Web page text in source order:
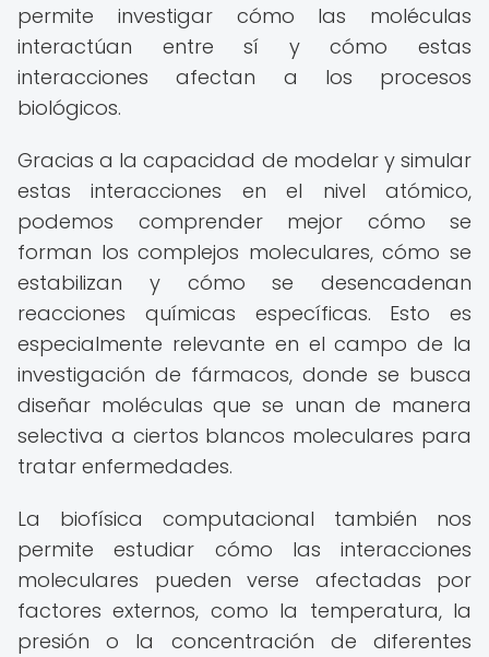
permite investigar cómo las moléculas
interactúan entre sí y cómo estas
interacciones afectan a los procesos
biológicos.
Gracias a la capacidad de modelar y simular
estas interacciones en el nivel atómico,
podemos comprender mejor cómo se
forman los complejos moleculares, cómo se
estabilizan y cómo se desencadenan
reacciones químicas específicas. Esto es
especialmente relevante en el campo de la
investigación de fármacos, donde se busca
diseñar moléculas que se unan de manera
selectiva a ciertos blancos moleculares para
tratar enfermedades.
La biofísica computacional también nos
permite estudiar cómo las interacciones
moleculares pueden verse afectadas por
factores externos, como la temperatura, la
presión o la concentración de diferentes